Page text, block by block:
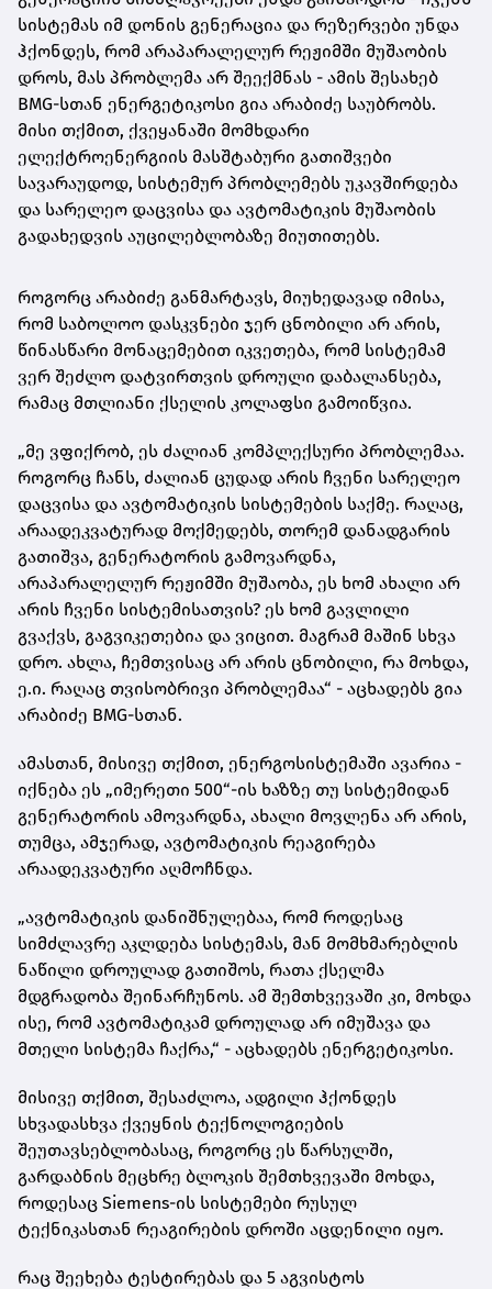
სისტემას იმ დონის გენერაცია და რეზერვები უნდა
ჰქონდეს, რომ არაპარალელურ რეჟიმში მუშაობის
დროს, მას პრობლემა არ შეექმნას - ამის შესახებ
BMG-სთან ენერგეტიკოსი გია არაბიძე საუბრობს.
მისი თქმით, ქვეყანაში მომხდარი
ელექტროენერგიის მასშტაბური გათიშვები
სავარაუდოდ, სისტემურ პრობლემებს უკავშირდება
და სარელეო დაცვისა და ავტომატიკის მუშაობის
გადახედვის აუცილებლობაზე მიუთითებს.
როგორც არაბიძე განმარტავს, მიუხედავად იმისა,
რომ საბოლოო დასკვნები ჯერ ცნობილი არ არის,
წინასწარი მონაცემებით იკვეთება, რომ სისტემამ
ვერ შეძლო დატვირთვის დროული დაბალანსება,
რამაც მთლიანი ქსელის კოლაფსი გამოიწვია.
„მე ვფიქრობ, ეს ძალიან კომპლექსური პრობლემაა.
როგორც ჩანს, ძალიან ცუდად არის ჩვენი სარელეო
დაცვისა და ავტომატიკის სისტემების საქმე. რაღაც,
არაადეკვატურად მოქმედებს, თორემ დანადგარის
გათიშვა, გენერატორის გამოვარდნა,
არაპარალელურ რეჟიმში მუშაობა, ეს ხომ ახალი არ
არის ჩვენი სისტემისათვის? ეს ხომ გავლილი
გვაქვს, გაგვიკეთებია და ვიცით. მაგრამ მაშინ სხვა
დრო. ახლა, ჩემთვისაც არ არის ცნობილი, რა მოხდა,
ე.ი. რაღაც თვისობრივი პრობლემაა“ - აცხადებს გია
არაბიძე BMG-სთან.
ამასთან, მისივე თქმით, ენერგოსისტემაში ავარია -
იქნება ეს „იმერეთი 500“-ის ხაზზე თუ სისტემიდან
გენერატორის ამოვარდნა, ახალი მოვლენა არ არის,
თუმცა, ამჯერად, ავტომატიკის რეაგირება
არაადეკვატური აღმოჩნდა.
„ავტომატიკის დანიშნულებაა, რომ როდესაც
სიმძლავრე აკლდება სისტემას, მან მომხმარებლის
ნაწილი დროულად გათიშოს, რათა ქსელმა
მდგრადობა შეინარჩუნოს. ამ შემთხვევაში კი, მოხდა
ისე, რომ ავტომატიკამ დროულად არ იმუშავა და
მთელი სისტემა ჩაქრა,“ - აცხადებს ენერგეტიკოსი.
მისივე თქმით, შესაძლოა, ადგილი ჰქონდეს
სხვადასხვა ქვეყნის ტექნოლოგიების
შეუთავსებლობასაც, როგორც ეს წარსულში,
გარდაბნის მეცხრე ბლოკის შემთხვევაში მოხდა,
როდესაც Siemens-ის სისტემები რუსულ
ტექნიკასთან რეაგირების დროში აცდენილი იყო.
რაც შეეხება ტესტირებას და 5 აგვისტოს